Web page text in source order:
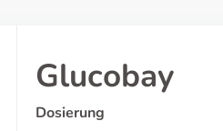
Glucobay
Dosierung